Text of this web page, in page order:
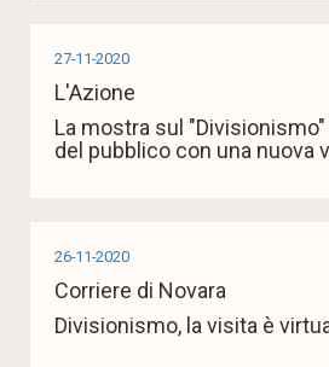
27-11-2020
L'Azione
La mostra sul
del pubblico con una nuova
26-11-2020
Corriere di Novara
Divisionismo, la visita è